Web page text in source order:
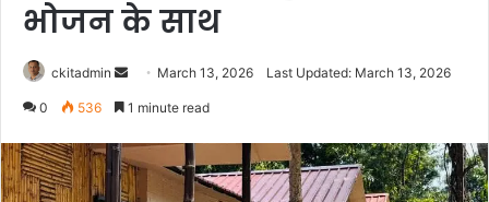
भोजन के साथ
ckitadmin
e
d
a
March 13, 2026 Last Updated: March 13, 2026
0 536 1 minute read